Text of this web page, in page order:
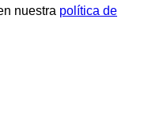
nuestra política de